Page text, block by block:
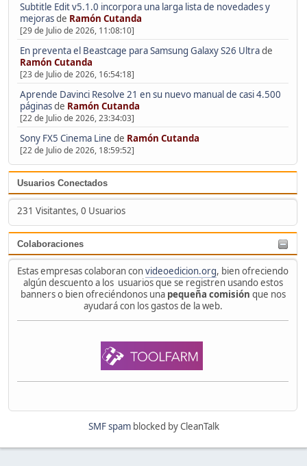
Subtitle Edit v5.1.0 incorpora una larga lista de novedades y
mejorasde Ramón Cutanda
[29 de Julio de 2026, 11:08:10]
En preventa el Beastcage para Samsung Galaxy S26 Ultrade
Ramón Cutanda
[23 de Julio de 2026, 16:54:18]
Aprende Davinci Resolve 21 en su nuevo manual de casi 4.500
páginasde Ramón Cutanda
[22 de Julio de 2026, 23:34:03]
Sony FX5 Cinema Line de Ramón Cutanda
[22 de Julio de 2026, 18:59:52]
Usuarios Conectados
231 Visitantes, 0 Usuarios
Colaboraciones
Estas empresas colaboran convideoedicion.org, bien ofreciendo
algún descuento a los usuarios que se registren usando estos
banners o bien ofreciéndonos una pequeña comisión que nos
ayudará con los gastos de la web.
SMF spamblocked by CleanTalk